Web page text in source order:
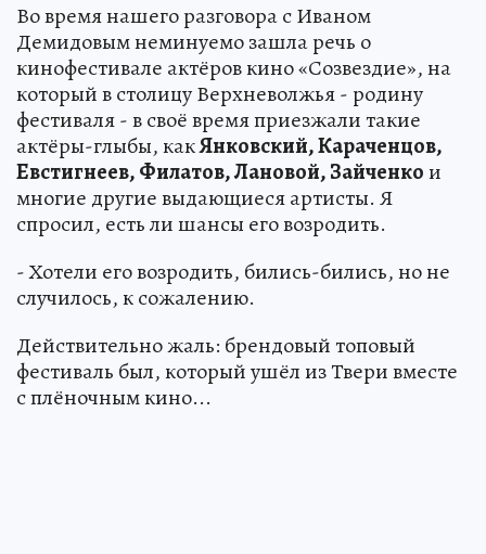
Во время нашего разговора с Иваном
Демидовым неминуемо зашла речь о
кинофестивале актёров кино «Созвездие», на
который в столицу Верхневолжья - родину
фестиваля - в своё время приезжали такие
актёры-глыбы, какЯнковский, Караченцов,
Евстигнеев, Филатов, Лановой, Зайченкои
многие другие выдающиеся артисты. Я
спросил, есть ли шансы его возродить.
- Хотели его возродить, бились-бились, но не
случилось, к сожалению.
Действительно жаль: брендовый топовый
фестиваль был, который ушёл из Твери вместе
с плёночным кино...